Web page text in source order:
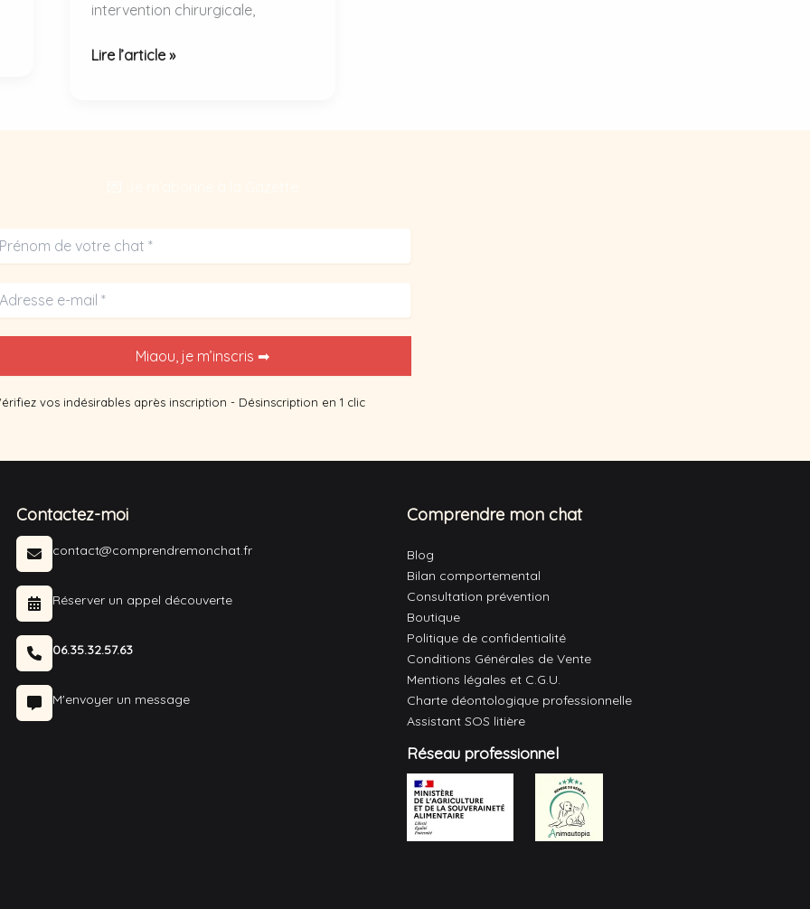
intervention chirurgicale,
Stérilisation
Lire l’article »
vos indésirables après inscription - Désinscription en 1 clic
Contactez-moi
contact@comprendremonchat.fr
Réserver un appel découverte
06.35.32.57.63
M'envoyer un message
Comprendre mon chat
Blog
Bilan comportemental
Consultation prévention
Boutique
Politique de confidentialité
Conditions Générales de Vente
Mentions légales et C.G.U.
Charte déontologique professionnelle
Assistant SOS litière
Réseau professionnel